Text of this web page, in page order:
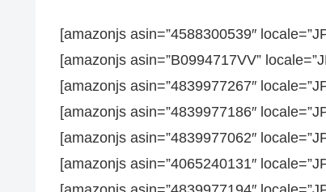
[amazonjs asin=”4588300539″
[amazonjs asin=”B0994717VV”
[amazonjs asin=”4839977267″
[amazonjs asin=”4839977186″
[amazonjs asin=”4839977062″
[amazonjs asin=”4065240131″